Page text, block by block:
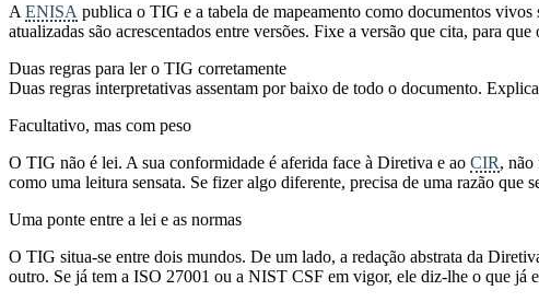
A ENISA publica o TIG e a tabela de mapeamento como documentos
atualizadas são acrescentados entre versões. Fixe a versão que cita, para
Duas regras para ler o TIG corretamente
Duas regras interpretativas assentam por baixo de todo o documento.
Facultativo, mas com peso
O TIG não é lei. A sua conformidade é aferida face à Diretiva e ao CIR, não
como uma leitura sensata. Se fizer algo diferente, precisa de uma razão que
Uma ponte entre a lei e as normas
O TIG situa-se entre dois mundos. De um lado, a redação abstrata da
outro. Se já tem a ISO 27001 ou a NIST CSF em vigor, ele diz-lhe o que já